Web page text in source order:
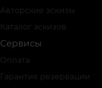
Авторские эскизы
Каталог эскизов
Сервисы
Оплата
Гарантия резервации